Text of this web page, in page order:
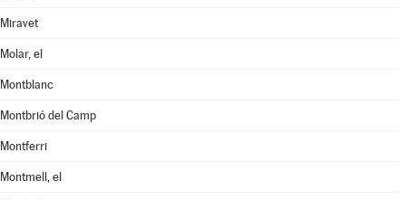
Miravet
Molar, el
Montblanc
Montbrió del Camp
Montferri
Montmell, el